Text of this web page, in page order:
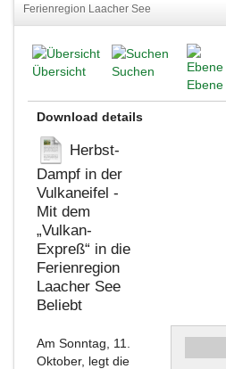
Ferienregion Laacher See
Übersicht
Suchen
Ebene
Download details
Herbst-
Dampf in der
Vulkaneifel -
Mit dem
„Vulkan-
Expreß“ in die
Ferienregion
Laacher See
Beliebt
Am Sonntag, 11.
Oktober, legt die